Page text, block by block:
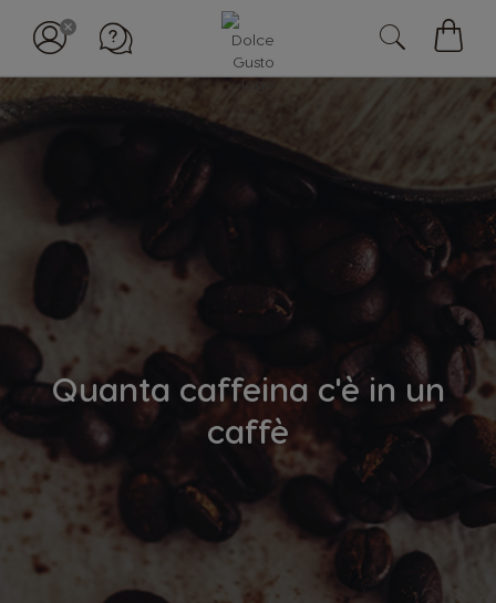
Quanta caffeina c'è in un
caffè